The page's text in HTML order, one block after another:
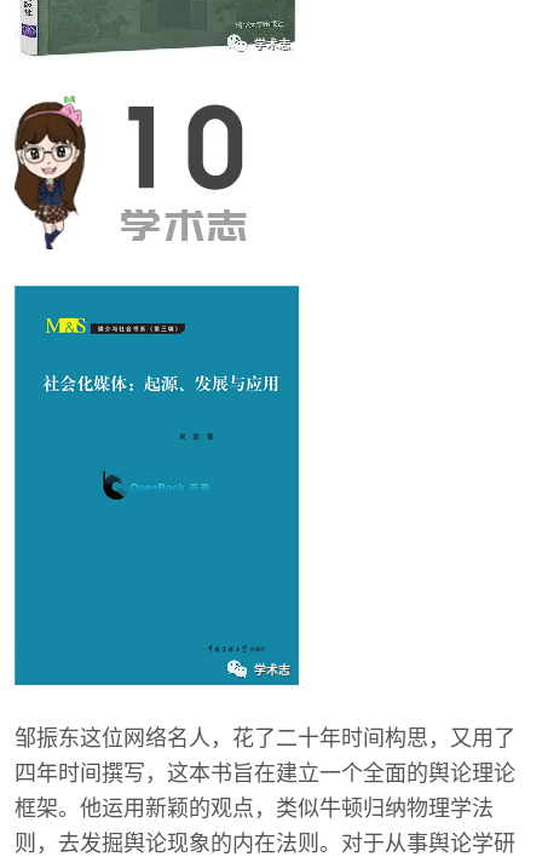
邹振东这位网络名人，花了二十年时间构思，又用了
四年时间撰写，这本书旨在建立一个全面的舆论理论
框架。他运用新颖的观点，类似牛顿归纳物理学法
则，去发掘舆论现象的内在法则。对于从事舆论学研